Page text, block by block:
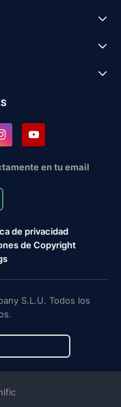
en tu email
de privacidad
de Copyright
S.L.U. Todos los